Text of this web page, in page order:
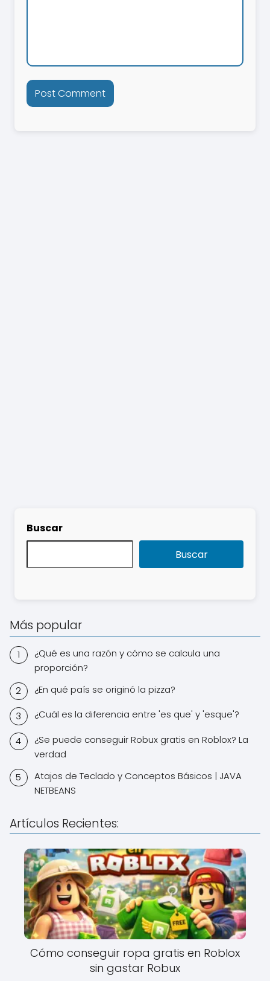
Buscar
Buscar
Más popular
¿Qué es una razón y cómo se calcula una
proporción?
¿En qué país se originó la pizza?
¿Cuál es la diferencia entre 'es que' y 'esque'?
¿Se puede conseguir Robux gratis en Roblox? La
verdad
Atajos de Teclado y Conceptos Básicos | JAVA
NETBEANS
Artículos Recientes:
Cómo conseguir ropa gratis en Roblox
sin gastar Robux